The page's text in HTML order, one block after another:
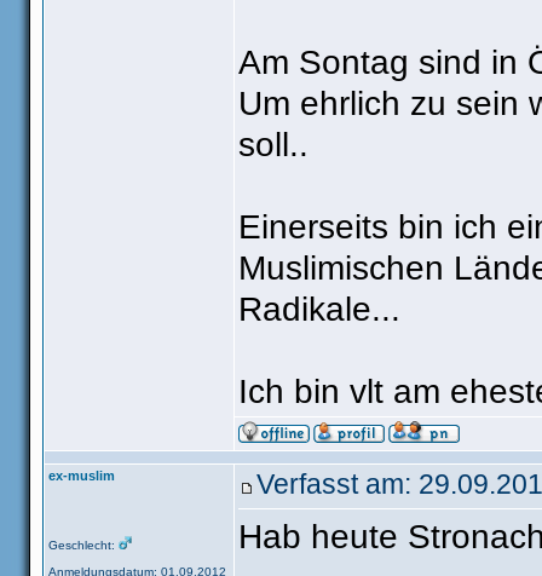
Am Sontag sind in
Um ehrlich zu sein
soll..
Einerseits bin ich
Muslimischen
Radikale...
Ich bin vlt am
ex-muslim
Geschlecht:
Anmeldungsdatum: 01.09.2012
Verfasst am:
Hab heute